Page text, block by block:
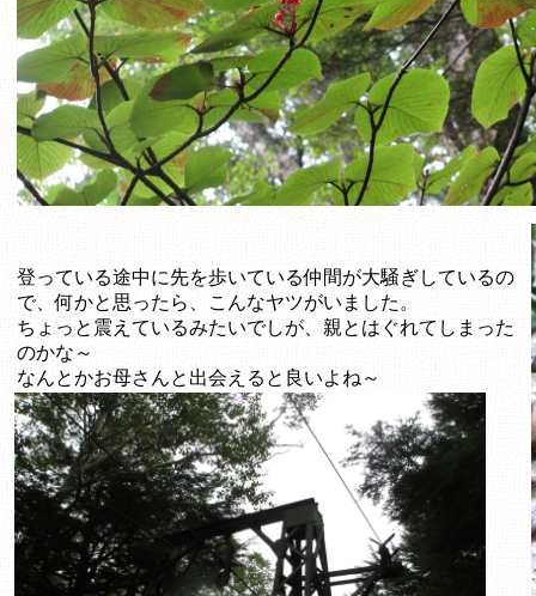
登っている途中に先を歩いている仲間が大騒ぎしているの
で、何かと思ったら、こんなヤツがいました。
ちょっと震えているみたいでしが、親とはぐれてしまった
のかな～
なんとかお母さんと出会えると良いよね～